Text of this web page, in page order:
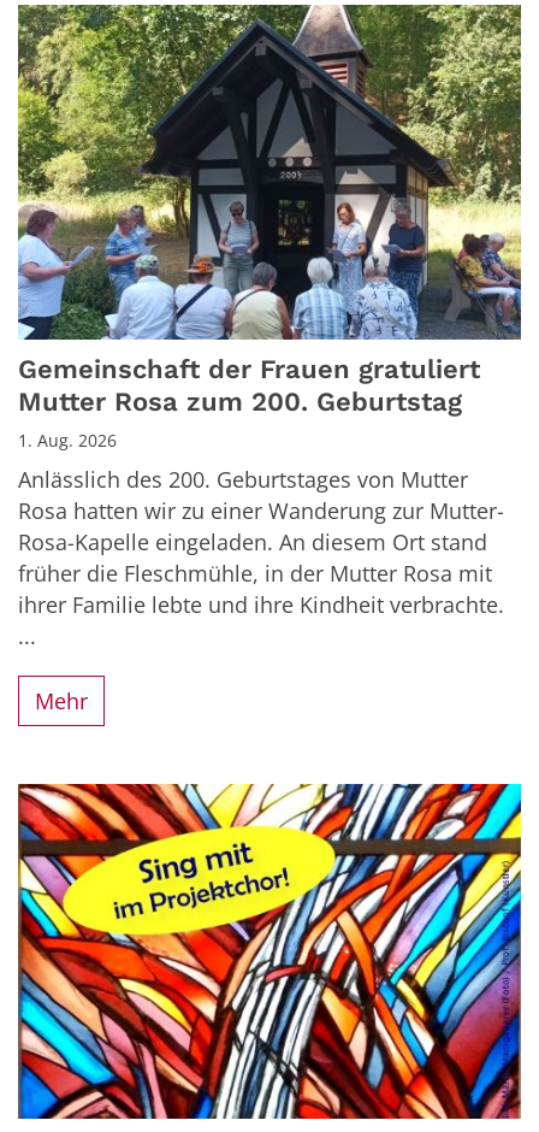
Gemeinschaft der Frauen gratuliert
Mutter Rosa zum 200. Geburtstag
1. Aug. 2026
Anlässlich des 200. Geburtstages von Mutter
Rosa hatten wir zu einer Wanderung zur Mutter-
Rosa-Kapelle eingeladen. An diesem Ort stand
früher die Fleschmühle, in der Mutter Rosa mit
ihrer Familie lebte und ihre Kindheit verbrachte.
...
Mehr